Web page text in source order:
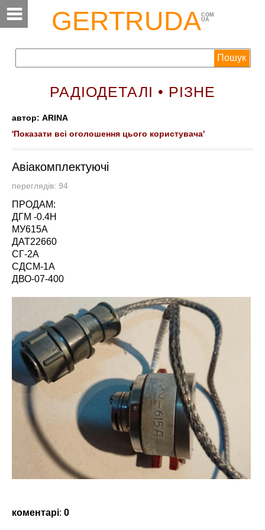
GERTRUDACOM
UA
РАДІОДЕТАЛІ • РІЗНЕ
автор: ARINA
'Показати всі оголошення цього користувача'
Авіакомплектуючі
переглядів: 94
ПРОДАМ:
ДГМ -0.4Н
МУ615А
ДАТ22660
СГ-2А
СДСМ-1А
ДВО-07-400
коментарі: 0